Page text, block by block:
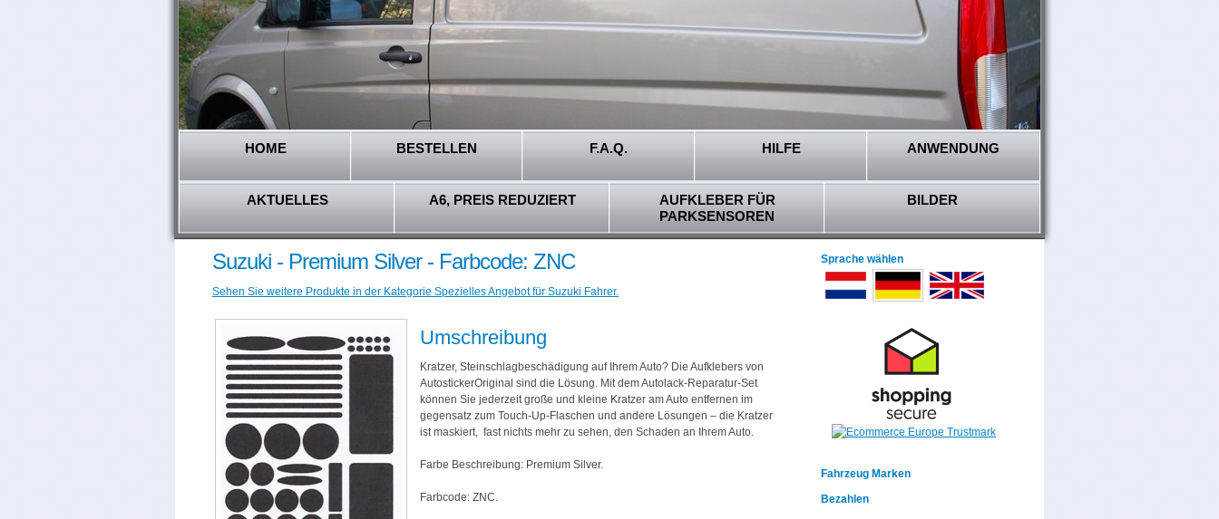
HOME BESTELLEN F.A.Q. HILFE ANWENDUNG
AKTUELLES A6, PREIS REDUZIERT
AUFKLEBER FÜR
PARKSENSOREN
BILDER
Suzuki - Premium Silver - Farbcode: ZNC
Sehen Sie weitere Produkte in der Kategorie Spezielles Angebot für Suzuki Fahrer.
Umschreibung
Kratzer, Steinschlagbeschädigung auf Ihrem Auto? Die Aufklebers von
AutostickerOriginal sind die Lösung. Mit dem Autolack-Reparatur-Set
können Sie jederzeit große und kleine Kratzer am Auto entfernen im
gegensatz zum Touch-Up-Flaschen und andere Lösungen – die Kratzer
ist maskiert, fast nichts mehr zu sehen, den Schaden an Ihrem Auto.
Farbe Beschreibung: Premium Silver.
Farbcode: ZNC.
Sprache wählen
Fahrzeug Marken
Bezahlen